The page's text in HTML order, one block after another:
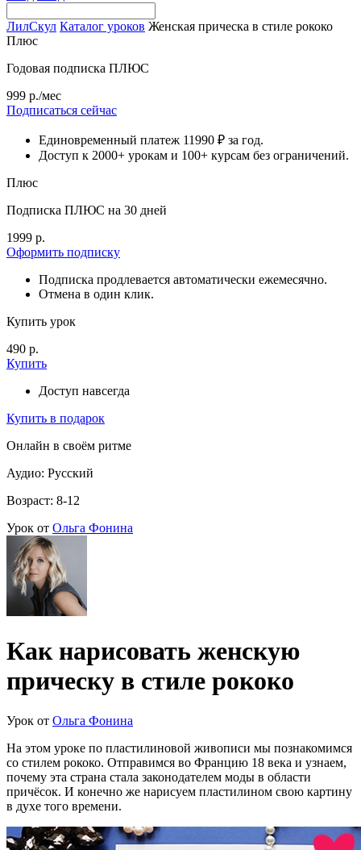
ЛилСкул Каталог уроков Женская прическа в стиле рококо
Плюс
Годовая подписка ПЛЮС
999 р./мес
Подписаться сейчас
Единовременный платеж 11990 ₽ за год.
Доступ к 2000+ урокам и 100+ курсам без ограничений.
Плюс
Подписка ПЛЮС на 30 дней
1999 р.
Оформить подписку
Подписка продлевается автоматически ежемесячно.
Отмена в один клик.
Купить урок
490 р.
Купить
Доступ навсегда
Купить в подарок
Онлайн в своём ритме
Аудио: Русский
Возраст: 8-12
Урок от Ольга Фонина
Как нарисовать женскую
прическу в стиле рококо
Урок от Ольга Фонина
На этом уроке по пластилиновой живописи мы познакомимся
со стилем рококо. Отправимся во Францию 18 века и узнаем,
почему эта страна стала законодателем моды в области
причёсок. И конечно же нарисуем пластилином свою картину
в духе того времени.